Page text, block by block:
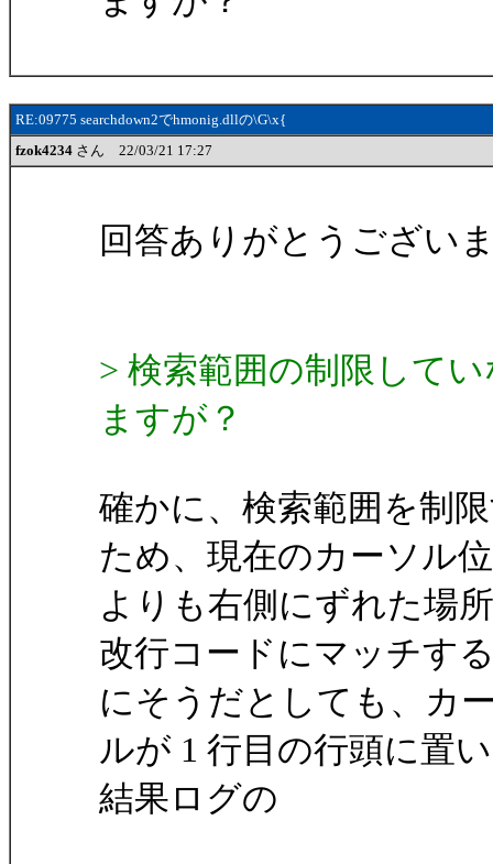
RE:09775 searchdown2でhmonig.dllの\G\x{
fzok4234 さん 22/03/21 17:27
回答ありがとうござい
> 検索範囲の制限して
ますが？
確かに、検索範囲を制
ため、現在のカーソル
よりも右側にずれた場
改行コードにマッチす
にそうだとしても、カ
ルが 1 行目の行頭に置
結果ログの